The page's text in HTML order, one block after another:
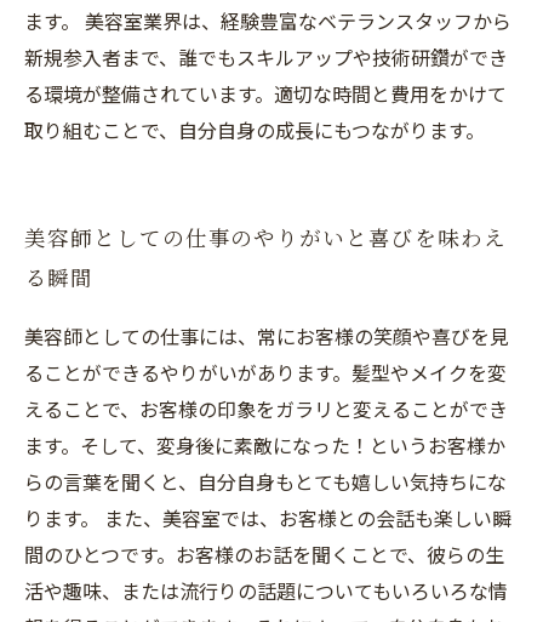
ます。 美容室業界は、経験豊富なベテランスタッフから
新規参入者まで、誰でもスキルアップや技術研鑽ができ
る環境が整備されています。適切な時間と費用をかけて
取り組むことで、自分自身の成長にもつながります。
美容師としての仕事のやりがいと喜びを味わえ
る瞬間
美容師としての仕事には、常にお客様の笑顔や喜びを見
ることができるやりがいがあります。髪型やメイクを変
えることで、お客様の印象をガラリと変えることができ
ます。そして、変身後に素敵になった！というお客様か
らの言葉を聞くと、自分自身もとても嬉しい気持ちにな
ります。 また、美容室では、お客様との会話も楽しい瞬
間のひとつです。お客様のお話を聞くことで、彼らの生
活や趣味、または流行りの話題についてもいろいろな情